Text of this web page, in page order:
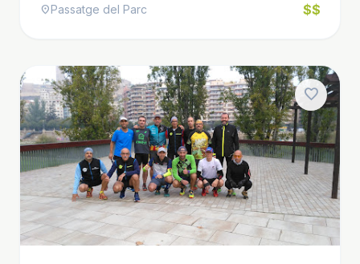
location_onPassatge del Parc $$
favorite